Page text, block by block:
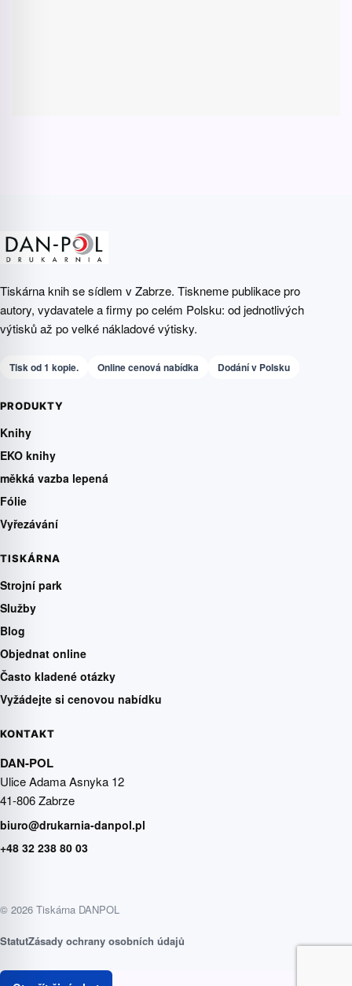
Tiskárna knih se sídlem v Zabrze. Tiskneme publikace pro
autory, vydavatele a firmy po celém Polsku: od jednotlivých
výtisků až po velké nákladové výtisky.
Tisk od 1 kopie. Online cenová nabídka Dodání v Polsku
PRODUKTY
Knihy
EKO knihy
měkká vazba lepená
Fólie
Vyřezávání
TISKÁRNA
Strojní park
Služby
Blog
Objednat online
Často kladené otázky
Vyžádejte si cenovou nabídku
KONTAKT
DAN-POL
Ulice Adama Asnyka 12
41-806 Zabrze
biuro@drukarnia-danpol.pl
+48 32 238 80 03
© 2026 Tiskárna DANPOL
StatutZásady ochrany osobních údajů